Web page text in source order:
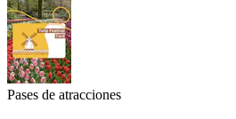
Pases de atracciones